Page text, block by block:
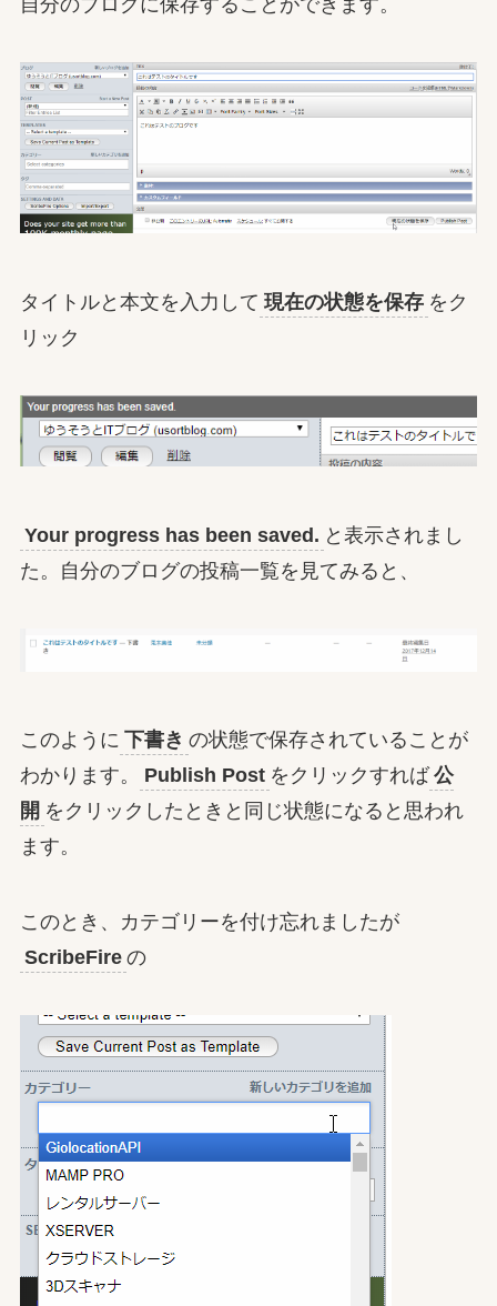
タイトルと本文を入力して 現在の状態を保存 をク
リック
Your progress has been saved. と表示されまし
た。自分のブログの投稿一覧を見てみると、
このように 下書き の状態で保存されていることが
わかります。
Publish Post をクリックすれば 公
開 をクリックしたときと同じ状態になると思われ
ます。
このとき、カテゴリーを付け忘れましたが
ScribeFire の